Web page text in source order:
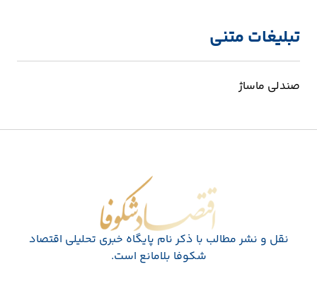
تبلیغات متنی
صندلی ماساژ
اقتصاد شکوفا
نقل و نشر مطالب با ذکر نام پايگاه خبری تحليلی اقتصاد
شکوفا بلامانع است.